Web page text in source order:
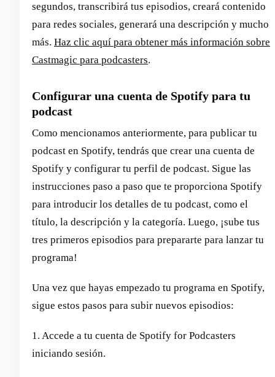
segundos, transcribirá tus episodios, creará contenido
para redes sociales, generará una descripción y mucho
más. Haz clic aquí para obtener más información sobre
Castmagic para podcasters.
Configurar una cuenta de Spotify para tu
podcast
Como mencionamos anteriormente, para publicar tu
podcast en Spotify, tendrás que crear una cuenta de
Spotify y configurar tu perfil de podcast. Sigue las
instrucciones paso a paso que te proporciona Spotify
para introducir los detalles de tu podcast, como el
título, la descripción y la categoría. Luego, ¡sube tus
tres primeros episodios para prepararte para lanzar tu
programa!
Una vez que hayas empezado tu programa en Spotify,
sigue estos pasos para subir nuevos episodios:
1. Accede a tu cuenta de Spotify for Podcasters
iniciando sesión.